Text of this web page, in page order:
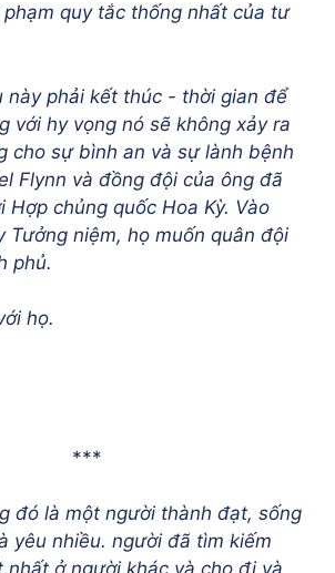
quy tắc thống nhất của tư
này phải kết thúc - thời gian để
với hy vọng nó sẽ không xảy ra
cho sự bình an và sự lành bệnh
Flynn và đồng đội của ông đã
Hợp chủng quốc Hoa Kỳ. Vào
Tưởng niệm, họ muốn quân đội
phủ.
họ.
***
đó là một người thành đạt, sống
yêu nhiều. người đã tìm kiếm